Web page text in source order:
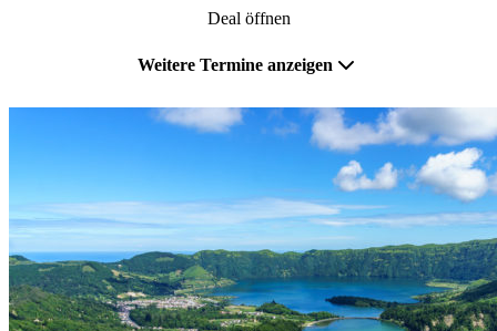
Deal öffnen
Weitere Termine anzeigen